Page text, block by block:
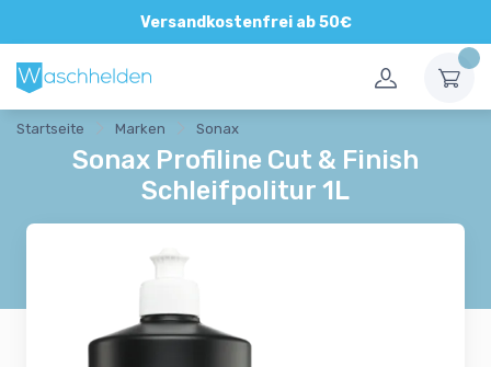
Versandkostenfrei ab 50€
Startseite Marken Sonax
Sonax Profiline Cut & Finish
Schleifpolitur 1L